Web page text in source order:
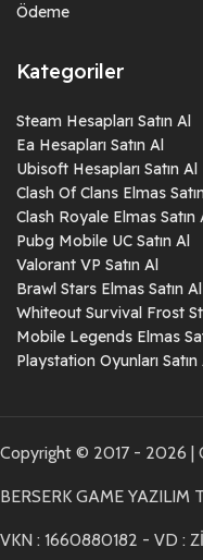
Ödeme
Kategoriler
Steam Hesapları Satın Al
Ea Hesapları Satın Al
Ubisoft Hesapları Satın Al
Clash Of Clans Elmas
Clash Royale Elmas Satın
Pubg Mobile UC Satın Al
Valorant VP Satın Al
Brawl Stars Elmas Satın Al
Whiteout Survival Frost
Mobile Legends Elmas
Playstation Oyunları Satın
Copyright © 2017 - 2026 |
BERSERK GAME YAZILIM
VKN : 1660880182 - VD :